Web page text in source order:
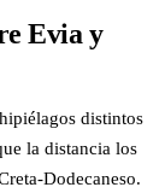
Evia y
distintos
la distancia los
Dodecaneso.